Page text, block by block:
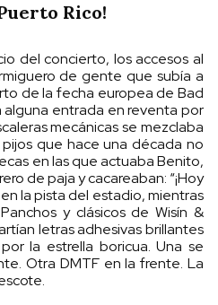
Rico!
del concierto, los accesos al
de gente que subía a
de la fecha europea de Bad
alguna entrada en reventa por
mecánicas se mezclaba
que hace una década no
en las que actuaba Benito,
de paja y cacareaban: “¡Hoy
la pista del estadio, mientras
y clásicos de Wisín &
letras adhesivas brillantes
la estrella boricua. Una se
Otra DMTF en la frente. La